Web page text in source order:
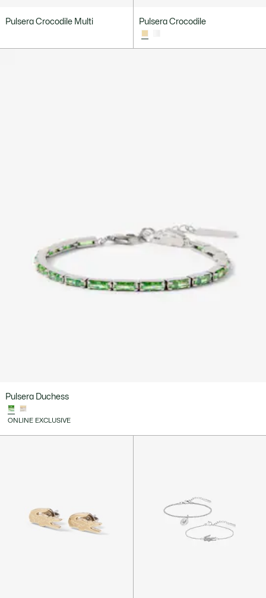
Pulsera Crocodile Multi Pulsera Crocodile
Pulsera Duchess
ONLINE EXCLUSIVE